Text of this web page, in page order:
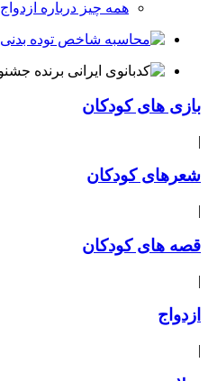
همه چیز درباره ازدواج
بازی های کودکان
|
شعرهای کودکان
|
قصه های کودکان
|
ازدواج
|